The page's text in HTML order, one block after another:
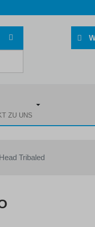
ZU UNS
Tribaled